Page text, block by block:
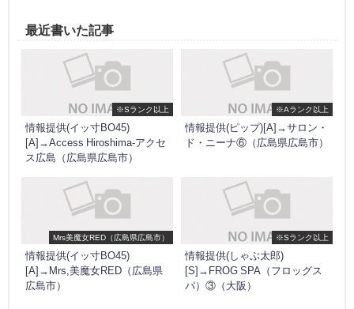
最近書いた記事
※Sランク以上
情報提供(イッ寸BO45)
[A]→Access Hiroshima-アクセ
ス広島（広島県広島市）
※Aランク以上
情報提供(ピップ)[A]→サロン・
ド・ニーナ⑥（広島県広島市）
Mrs美魔女RED（広島県広島市）
情報提供(イッ寸BO45)
[A]→Mrs,美魔女RED（広島県
広島市）
※Sランク以上
情報提供(しゃぶ太郎)
[S]→FROG SPA（フロッグス
パ）③（大阪）